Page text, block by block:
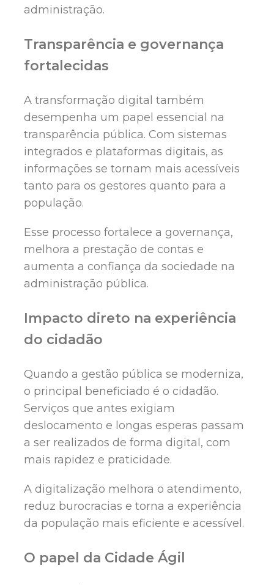
administração.
Transparência e governança
fortalecidas
A transformação digital também
desempenha um papel essencial na
transparência pública. Com sistemas
integrados e plataformas digitais, as
informações se tornam mais acessíveis
tanto para os gestores quanto para a
população.
Esse processo fortalece a governança,
melhora a prestação de contas e
aumenta a confiança da sociedade na
administração pública.
Impacto direto na experiência
do cidadão
Quando a gestão pública se moderniza,
o principal beneficiado é o cidadão.
Serviços que antes exigiam
deslocamento e longas esperas passam
a ser realizados de forma digital, com
mais rapidez e praticidade.
A digitalização melhora o atendimento,
reduz burocracias e torna a experiência
da população mais eficiente e acessível.
O papel da Cidade Ágil